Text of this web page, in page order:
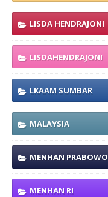
LISDA HENDRAJONI
LISDAHENDRAJONI
LKAAM SUMBAR
MALAYSIA
MENHAN PRABOWO
MENHAN RI